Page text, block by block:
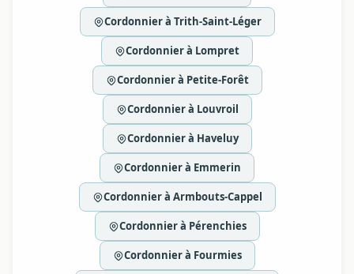
Cordonnier à Trith-Saint-Léger
Cordonnier à Lompret
Cordonnier à Petite-Forêt
Cordonnier à Louvroil
Cordonnier à Haveluy
Cordonnier à Emmerin
Cordonnier à Armbouts-Cappel
Cordonnier à Pérenchies
Cordonnier à Fourmies